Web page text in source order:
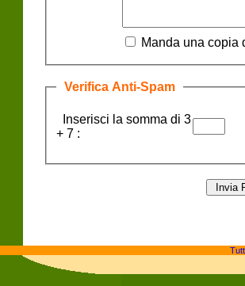
Manda una copia
Verifica Anti-Spam
Inserisci la somma di 3
+ 7 :